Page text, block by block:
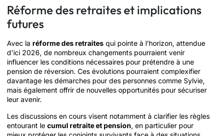
Réforme des retraites et implications
futures
Avec la réforme des retraites qui pointe à l’horizon, attendue
d’ici 2026, de nombreux changements pourraient venir
influencer les conditions nécessaires pour prétendre à une
pension de réversion. Ces évolutions pourraient complexifier
davantage les démarches pour des personnes comme Sylvie,
mais également offrir de nouvelles opportunités pour sécuriser
leur avenir.
Les discussions en cours visent notamment à clarifier les règles
entourant le cumul retraite et pension, en particulier pour